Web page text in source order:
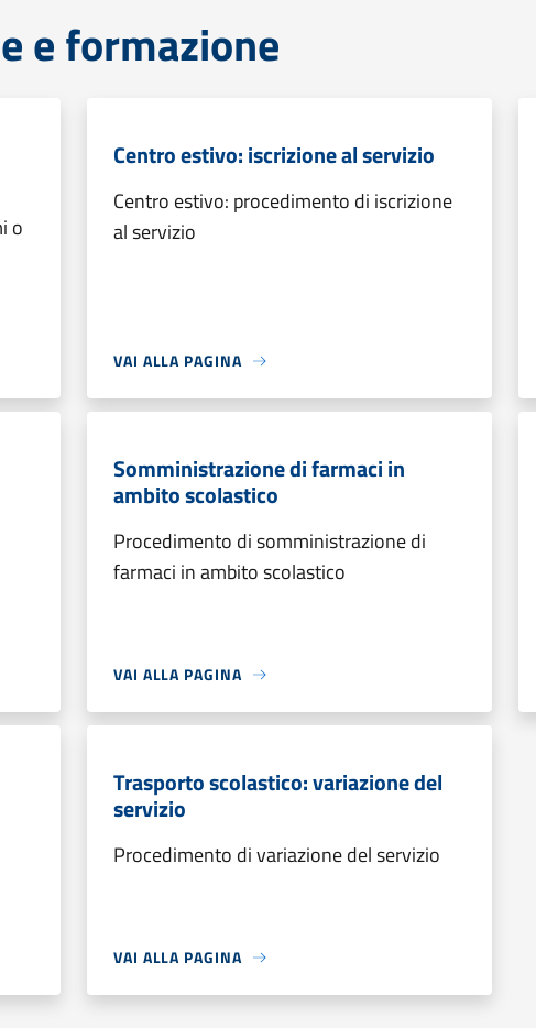
e formazione
o
Centro estivo: iscrizione al servizio
Centro estivo: procedimento di iscrizione
al servizio
VAI ALLA PAGINA
Somministrazione di farmaci in
ambito scolastico
Procedimento di somministrazione di
farmaci in ambito scolastico
VAI ALLA PAGINA
Trasporto scolastico: variazione del
servizio
Procedimento di variazione del servizio
VAI ALLA PAGINA